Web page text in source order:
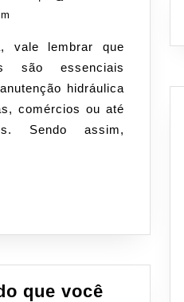
vale lembrar que
são essenciais
hidráulica
comércios ou até
Sendo assim,
que você